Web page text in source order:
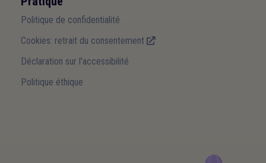
Politique de confidentialité
Cookies: retrait du consentement
Déclaration sur l'accessibilité
Politique éthique